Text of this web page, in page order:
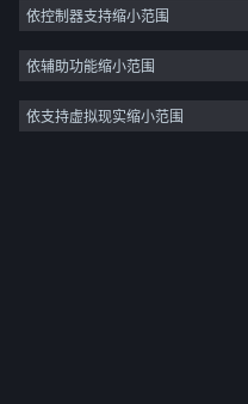
关于蒸汽平台|退款政策|软件许可服务
个人信息保护政策|个人信息出境告知书
模拟
竞速
体育
视频制作
依控制器支持缩小范围
依辅助功能缩小范围
依支持虚拟现实缩小范围